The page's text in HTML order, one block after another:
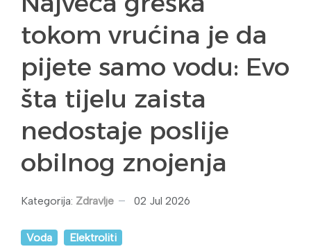
tokom vrućina je da
pijete samo vodu: Evo
šta tijelu zaista
nedostaje poslije
obilnog znojenja
Kategorija: Zdravlje 02 Jul 2026
Voda Elektroliti